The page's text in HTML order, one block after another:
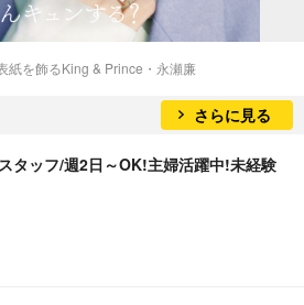
紙を飾るKing & Prince・永瀬廉
さらに見る
タッフ/週2日～OK!主婦活躍中!未経験